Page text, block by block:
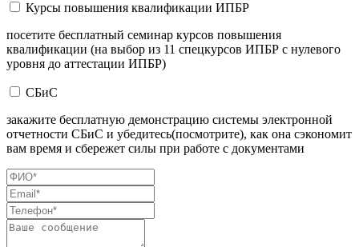
Курсы повышения квалификации ИПБР
посетите бесплатный семинар курсов повышения
квалификации (на выбор из 11 спецкурсов ИПБР с нулевого
уровня до аттестации ИПБР)
СБиС
закажите бесплатную демонстрацию системы электронной
отчетности СБиС и убедитесь(посмотрите), как она сэкономит
вам время и сбережет силы при работе с документами